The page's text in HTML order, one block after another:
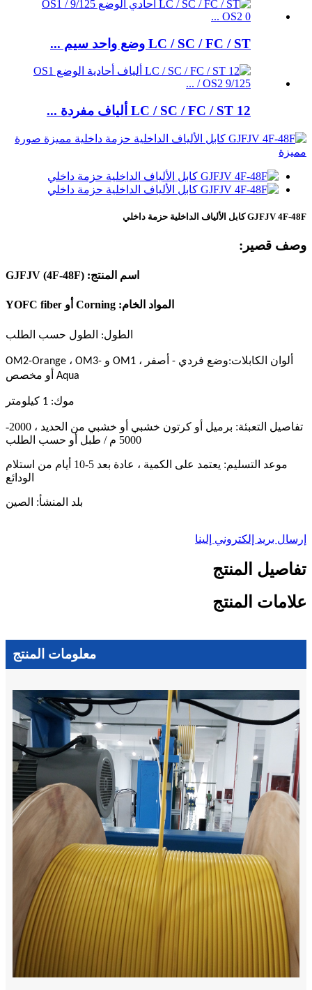
LC / SC / FC / ST وضع واحد سيم ...
LC / SC / FC / ST 12 ألياف مفردة ...
GJFJV 4F-48F كابل الألياف الداخلية حزمة داخلي
وصف قصير:
اسم المنتج: GJFJV (4F-48F)
المواد الخام: Corning أو YOFC fibe r
الطول: الطول حسب الطلب
ألوان الكابلات:
وضع فردي - أصفر ، OM1 و OM2-Orange ، OM3-
Aqua أو مخصص
موك: 1 كيلومتر
تفاصيل التعبئة:
برميل أو كرتون خشبي أو خشبي من الحديد ، 2000-
5000 م / طبل أو حسب الطلب
موعد التسليم:
يعتمد على الكمية ، عادة بعد 5-10 أيام من استلام
الودائع
بلد المنشأ: الصين
إرسال بريد إلكتروني إلينا
تفاصيل المنتج
علامات المنتج
معلومات المنتج